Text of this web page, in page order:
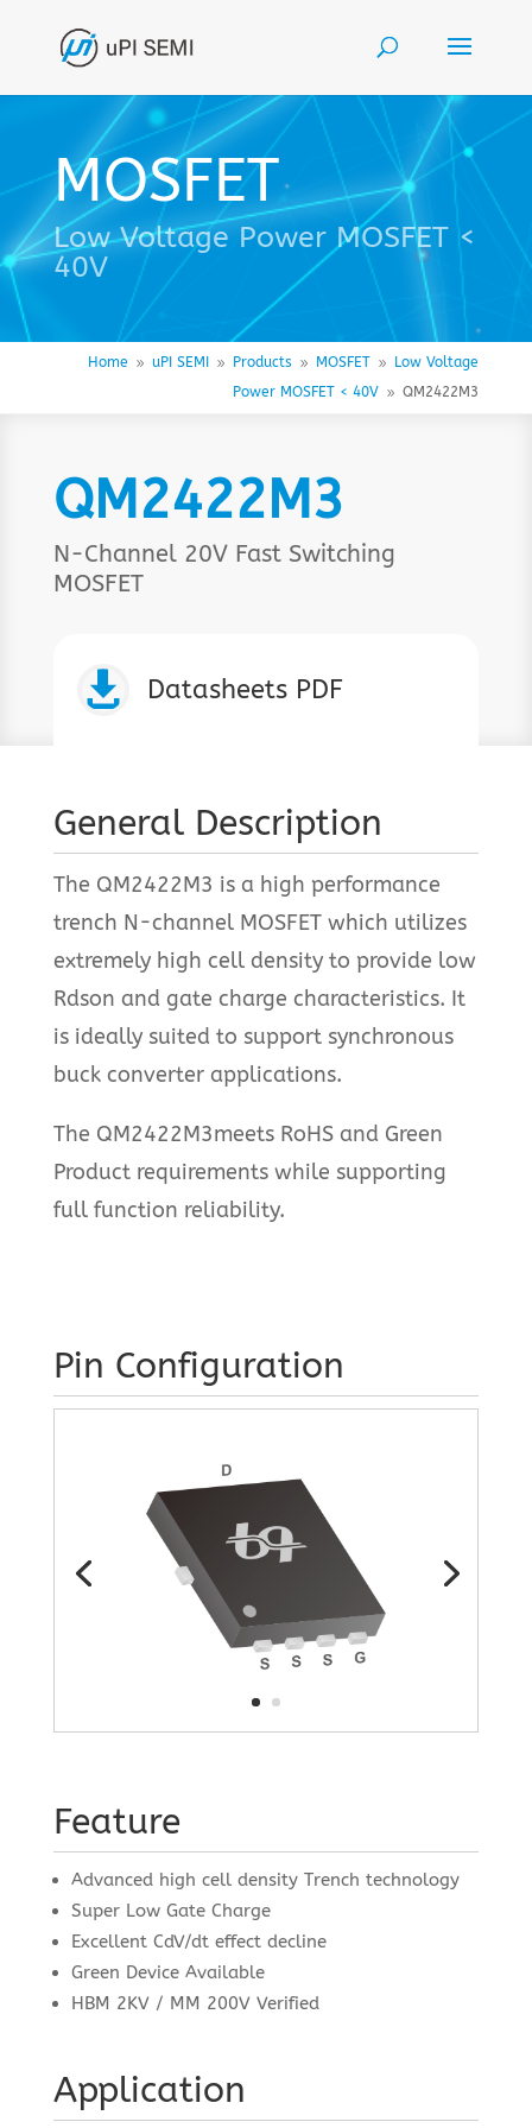
MOSFET
Low Voltage Power MOSFET <
40V
Home 9 uPI SEMI 9 Products 9 MOSFET 9
Low Voltage
Power MOSFET < 40V 9 QM2422M3
QM2422M3
N-Channel 20V Fast Switching
MOSFET
 Datasheets PDF
General Description
The QM2422M3 is a high performance
trench N-channel MOSFET which utilizes
extremely high cell density to provide low
Rdson and gate charge characteristics. It
is ideally suited to support synchronous
buck converter applications.
The QM2422M3meets RoHS and Green
Product requirements while supporting
full function reliability.
Pin Configuration
Feature
Advanced high cell density Trench technology
Super Low Gate Charge
Excellent CdV/dt effect decline
Green Device Available
HBM 2KV / MM 200V Verified
Application